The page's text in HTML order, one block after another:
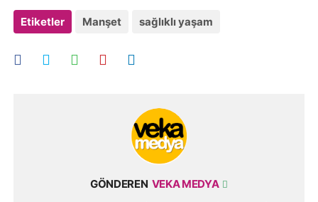
Etiketler Manşet sağlıklı yaşam
GÖNDEREN VEKA MEDYA